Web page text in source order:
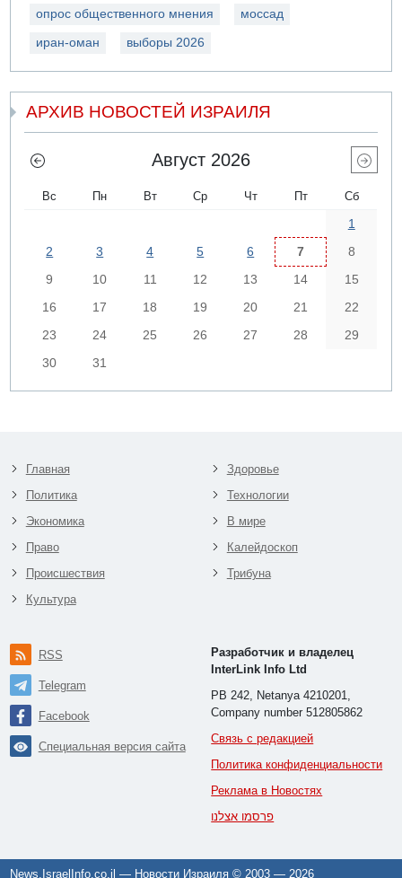
опрос общественного мнения моссад
иран-оман выборы 2026
АРХИВ НОВОСТЕЙ ИЗРАИЛЯ
Август 2026
Вс Пн Вт Ср Чт Пт Сб
1
2
3 4 5 6 7
8
9
10 11 12 13 14
15
16
17 18 19 20 21
22
23
24 25 26 27 28
29
30
31
Главная
Политика
Экономика
Право
Происшествия
Культура
Здоровье
Технологии
В мире
Калейдоскоп
Трибуна
RSS
Telegram
Facebook
Специальная версия сайта
Разработчик и владелец
InterLink Info Ltd
PB 242, Netanya 4210201,
Company number 512805862
Связь с редакцией
Политика конфиденциальности
Реклама в Новостях
פרסמו אצלנו
News.IsraelInfo.co.il — Новости Израиля © 2003 —2026